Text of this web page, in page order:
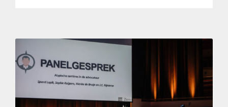
Dit was het congres van 2025